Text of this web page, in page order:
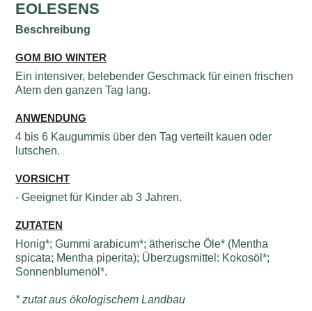
EOLESENS
Beschreibung
GOM BIO WINTER
Ein intensiver, belebender Geschmack für einen frischen
Atem den ganzen Tag lang.
ANWENDUNG
4 bis 6 Kaugummis über den Tag verteilt kauen oder
lutschen.
VORSICHT
- Geeignet für Kinder ab 3 Jahren.
ZUTATEN
Honig*; Gummi arabicum*; ätherische Öle* (Mentha
spicata; Mentha piperita); Überzugsmittel: Kokosöl*;
Sonnenblumenöl*.
* zutat aus ökologischem Landbau